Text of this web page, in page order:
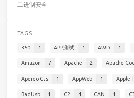
二进制安全
TAGS
360 1 APP测试 1 AWD 1
Amazon 7 Apache 2 Apache-
Apereo Cas 1 AppWeb 1 Apple
BadUsb 1 C2 4 CAN 1